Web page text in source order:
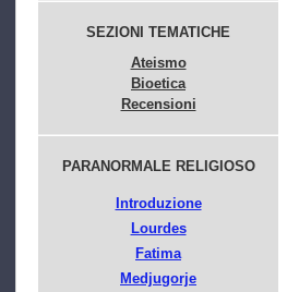
SEZIONI TEMATICHE
Ateismo
Bioetica
Recensioni
PARANORMALE RELIGIOSO
Introduzione
Lourdes
Fatima
Medjugorje